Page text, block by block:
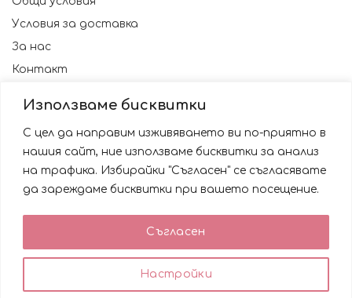
Използваме бисквитки
С цел да направим изживяването ви по-приятно в
нашия сайт, ние използваме бисквитки за анализ
на трафика. Избирайки "Съгласен" се съгласявате
да зареждаме бисквитки при вашето посещение.
Настройки
Съгласен
Условия за доставка
За нас
Контакт
© 2023 NAILSBG. Всички права запазени
Любими
0
Количка Профил Магазин
Използваме бисквитки за да подобрим вашата
работа със сайта. Като ползвате сайта Вие се
съгласявате с използването им.
ACCEPT